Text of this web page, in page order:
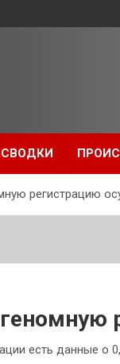
СВОДКИ
регистрацию
есть данные о